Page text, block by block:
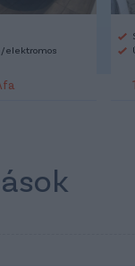
elektromos